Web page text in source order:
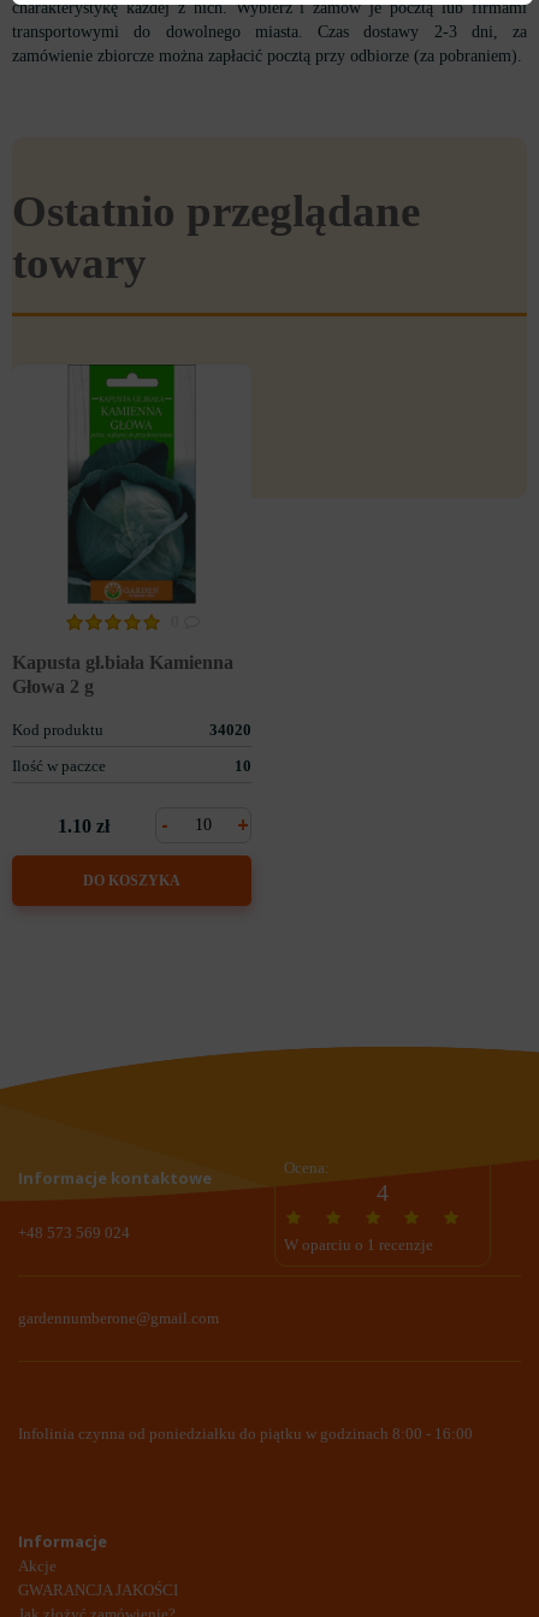
charakterystykę każdej z nich. Wybierz i zamów je pocztą lub firmami
transportowymi do dowolnego miasta. Czas dostawy 2-3 dni, za
zamówienie zbiorcze można zapłacić pocztą przy odbiorze (za pobraniem).
Ostatnio przeglądane
towary
Kapusta gł.biała Kamienna
Głowa 2 g
Kod produktu
34020
Ilość w paczce
10
1.10 zł +
-
DO KOSZYKA
Informacje kontaktowe
+48 573 569 024
Ocena:
4
W oparciu o 1 recenzje
gardennumberone@gmail.com
Infolinia czynna od poniedziałku do piątku w godzinach 8:00 - 16:00
Informacje
Akcje
GWARANCJA JAKOŚCI